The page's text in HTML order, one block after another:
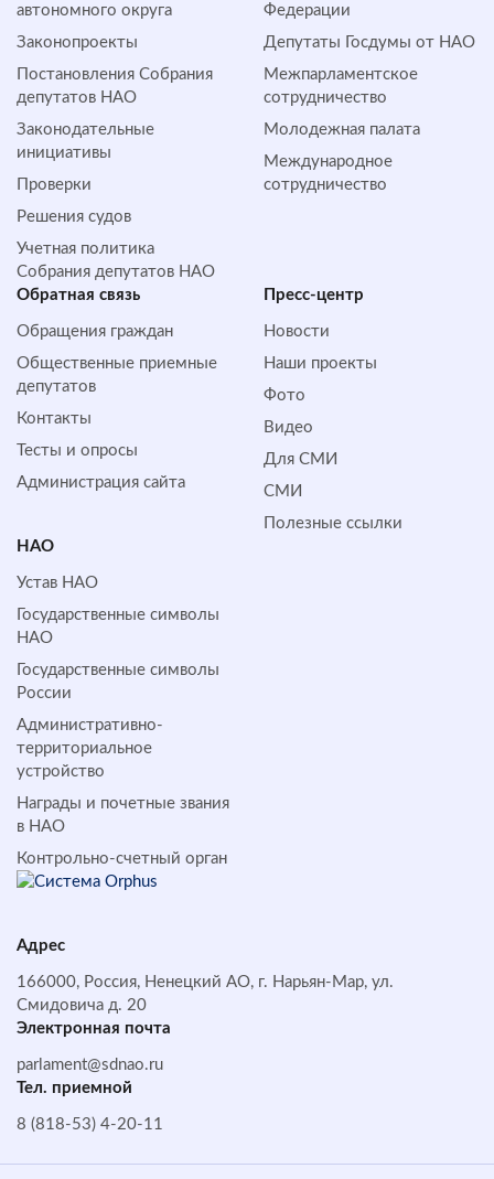
автономного округа
Законопроекты
Постановления Собрания
депутатов НАО
Законодательные
инициативы
Проверки
Решения судов
Учетная политика
Собрания депутатов НАО
Федерации
Депутаты Госдумы от НАО
Межпарламентское
сотрудничество
Молодежная палата
Международное
сотрудничество
Обратная cвязь
Обращения граждан
Общественные приемные
депутатов
Контакты
Тесты и опросы
Администрация сайта
Пресс-центр
Новости
Наши проекты
Фото
Видео
Для СМИ
СМИ
Полезные ссылки
НАО
Устав НАО
Государственные символы
НАО
Государственные символы
России
Административно-
территориальное
устройство
Награды и почетные звания
в НАО
Контрольно-счетный орган
Адрес
166000, Россия, Ненецкий АО, г. Нарьян-Мар, ул.
Смидовича д. 20
Электронная почта
parlament@sdnao.ru
Тел. приемной
8 (818-53) 4-20-11